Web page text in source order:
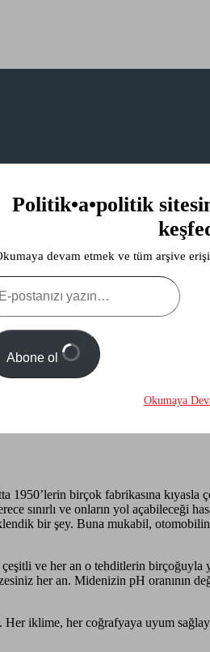
— nden sonra,
karmaşıklaşıyor. Karmaşık
bir yerde ortaya çıkan
iyisi— toplumlarımızı basitleştirmeliyiz.
olağanüstü
birçok fabrikasına
sınırlı ve onların yol açabileceği
bir şey. Buna mukabil,
ve her an o tehditlerin
her an. Midenizin pH oranının
iklime, her coğrafyaya uyum
Politik•a•politik
devam etmek ve tüm arşive
Abone ol
Okumaya